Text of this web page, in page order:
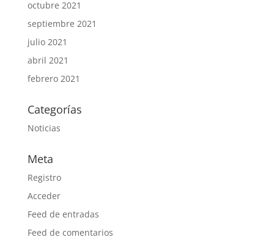
octubre 2021
septiembre 2021
julio 2021
abril 2021
febrero 2021
Categorías
Noticias
Meta
Registro
Acceder
Feed de entradas
Feed de comentarios